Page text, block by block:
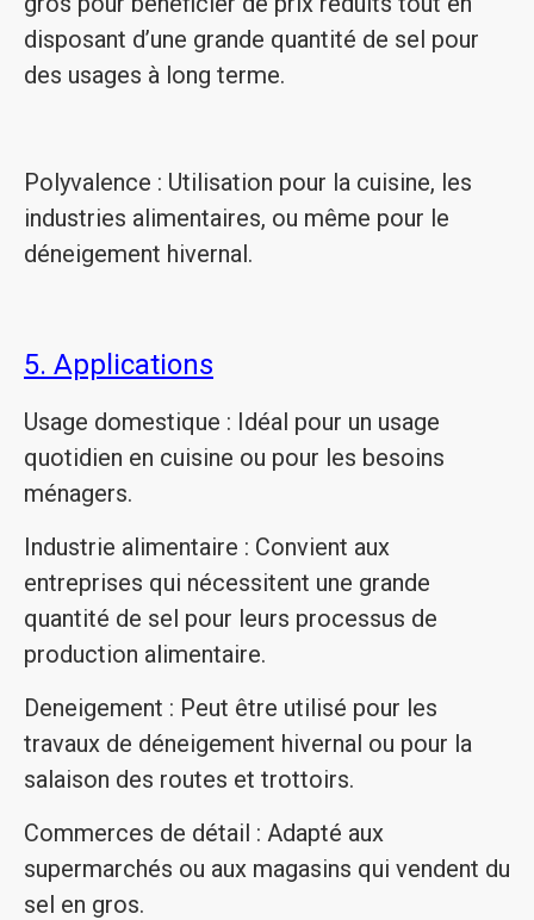
disposant d’une grande quantité de sel pour
des usages à long terme.
Polyvalence : Utilisation pour la cuisine, les
industries alimentaires, ou même pour le
déneigement hivernal.
5. Applications
Usage domestique : Idéal pour un usage
quotidien en cuisine ou pour les besoins
ménagers.
Industrie alimentaire : Convient aux
entreprises qui nécessitent une grande
quantité de sel pour leurs processus de
production alimentaire.
Deneigement : Peut être utilisé pour les
travaux de déneigement hivernal ou pour la
salaison des routes et trottoirs.
Commerces de détail : Adapté aux
supermarchés ou aux magasins qui vendent du
sel en gros.